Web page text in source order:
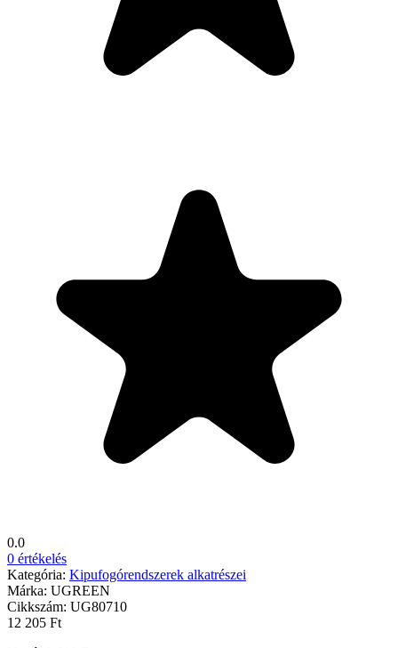
0.0
0 értékelés
Kategória: Kipufogórendszerek alkatrészei
Márka: UGREEN
Cikkszám: UG80710
12 205 Ft